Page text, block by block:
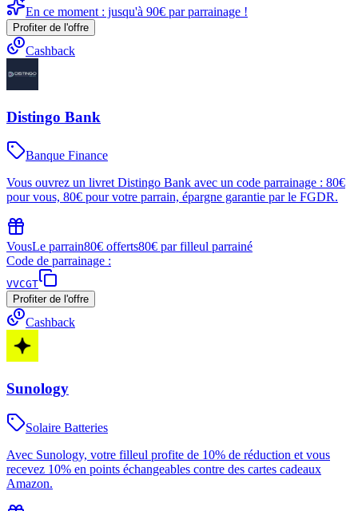
En ce moment : jusqu'à 90€ par parrainage !
Profiter de l'offre
Cashback
Distingo Bank
Banque Finance
Vous ouvrez un livret Distingo Bank avec un code parrainage : 80€
pour vous, 80€ pour votre parrain, épargne garantie par le FGDR.
VousLe parrain80€ offerts80€ par filleul parrainé
Code de parrainage :
VVCGT
Profiter de l'offre
Cashback
Sunology
Solaire Batteries
Avec Sunology, votre filleul profite de 10% de réduction et vous
recevez 10% en points échangeables contre des cartes cadeaux
Amazon.